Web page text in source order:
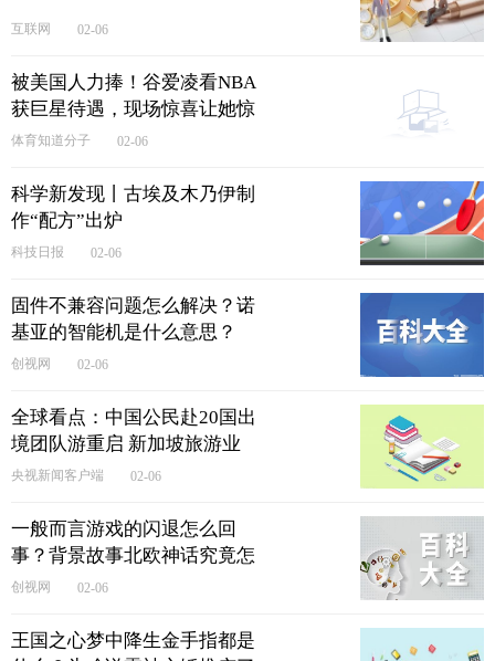
互联网 02-06
被美国人力捧！谷爱凌看NBA
获巨星待遇，现场惊喜让她惊
讶捂嘴
体育知道分子 02-06
科学新发现丨古埃及木乃伊制
作“配方”出炉
科技日报 02-06
固件不兼容问题怎么解决？诺
基亚的智能机是什么意思？
创视网 02-06
全球看点：中国公民赴20国出
境团队游重启 新加坡旅游业
界期待中国游客到来
央视新闻客户端​​​​​​​ 02-06
一般而言游戏的闪退怎么回
事？背景故事北欧神话究竟怎
样？
创视网 02-06
王国之心梦中降生金手指都是